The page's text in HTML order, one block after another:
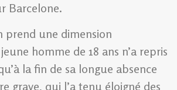
Barcelone.
prend une dimension
homme de 18 ans n’a repris
la fin de sa longue absence
grave, qui l’a tenu éloigné des